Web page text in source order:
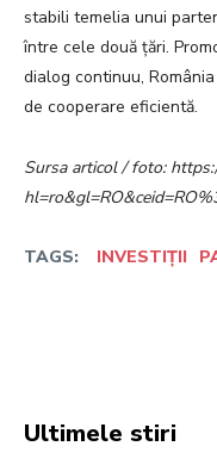
stabili temelia unui
între cele două țări.
dialog continuu,
de cooperare eficientă.
Sursa articol / foto:
TAGS: INVESTIȚII
Ultimele stiri